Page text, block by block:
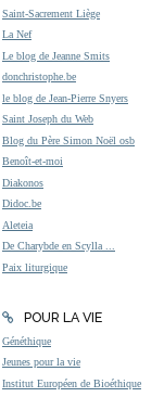
Saint-Sacrement Liège
La Nef
Le blog de Jeanne Smits
donchristophe.be
le blog de Jean-Pierre Snyers
Saint Joseph du Web
Blog du Père Simon Noël osb
Benoît-et-moi
Diakonos
Didoc.be
Aleteia
De Charybde en Scylla ...
Paix liturgique
POUR LA VIE
Généthique
Jeunes pour la vie
Institut Européen de Bioéthique